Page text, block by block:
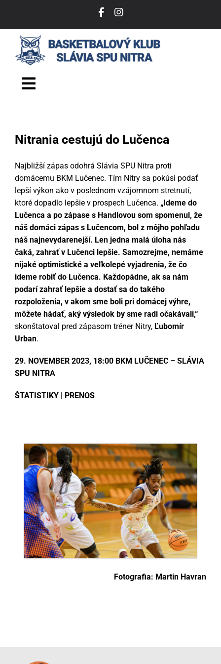
content
Toggle
O NÁS
TÍM
VSTUPENKY
PARTNERI
KONTAKT
Nitrania cestujú do Lučenca
Najbližší zápas odohrá Slávia SPU Nitra proti
domácemu BKM Lučenec. Tím Nitry sa pokúsi podať
lepší výkon ako v poslednom vzájomnom stretnutí,
ktoré dopadlo lepšie v prospech Lučenca. „Ideme do
Lučenca a po zápase s Handlovou som spomenul, že
náš domáci zápas s Lučencom, bol z môjho pohľadu
náš najnevydarenejší. Len jedna malá úloha nás
čaká, zahrať v Lučenci lepšie. Samozrejme, nemáme
nijaké optimistické a veľkolepé vyjadrenia, že čo
ideme robiť do Lučenca. Každopádne, ak sa nám
podarí zahrať lepšie a dostať sa do takého
rozpoloženia, v akom sme boli pri domácej výhre,
môžete hádať, aký výsledok by sme radi očakávali,“
skonštatoval pred zápasom tréner Nitry, Ľubomír
Urban.
29. NOVEMBER 2023, 18:00 BKM LUČENEC – SLÁVIA
SPU NITRA
ŠTATISTIKY| PRENOS
Fotografia: Martin Havran